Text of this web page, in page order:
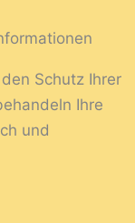
Schutz Ihrer
Ihre
und